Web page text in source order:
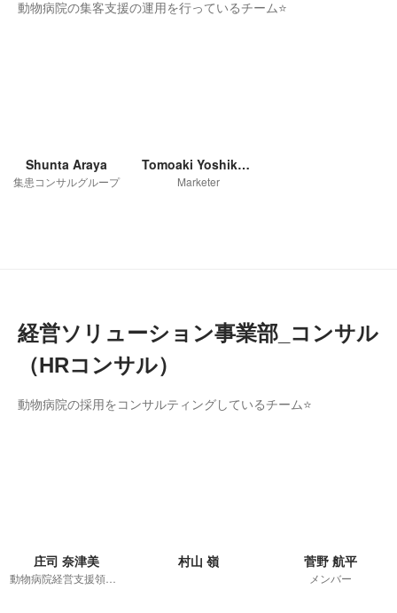
動物病院の集客支援の運用を行っているチーム⭐
Shunta Araya
集患コンサルグループ
Tomoaki Yoshikawa
Marketer
経営ソリューション事業部_コンサル
（HRコンサル）
動物病院の採用をコンサルティングしているチーム⭐
庄司 奈津美
動物病院経営支援領域 経営ソリューション事業部
村山 嶺 菅野 航平
メンバー